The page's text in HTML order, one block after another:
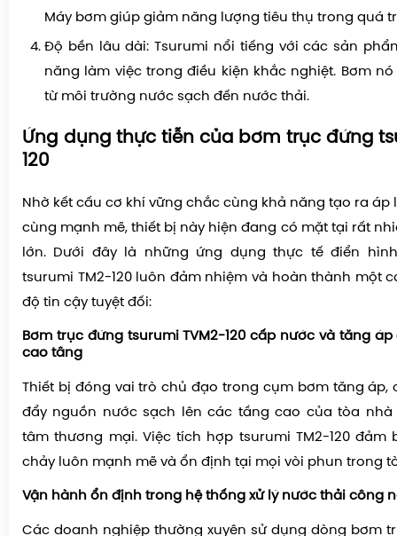
Máy bơm giúp giảm năng lượng tiêu thụ trong quá
Độ bền lâu dài: Tsurumi nổi tiếng với các sản
năng làm việc trong điều kiện khắc nghiệt. Bơm
từ môi trường nước sạch đến nước thải.
Ứng dụng thực tiễn của bơm trục đứng
120
Nhờ kết cấu cơ khí vững chắc cùng khả năng tạo ra áp
cùng mạnh mẽ, thiết bị này hiện đang có mặt tại rất
lớn. Dưới đây là những ứng dụng thực tế điển
tsurumi TM2-120 luôn đảm nhiệm và hoàn thành một
độ tin cậy tuyệt đối:
Bơm trục đứng tsurumi TVM2-120 cấp nước và tăng
cao tầng
Thiết bị đóng vai trò chủ đạo trong cụm bơm tăng áp,
đẩy nguồn nước sạch lên các tầng cao của tòa nhà
tâm thương mại. Việc tích hợp tsurumi TM2-120 đảm
chảy luôn mạnh mẽ và ổn định tại mọi vòi phun trong
Vận hành ổn định trong hệ thống xử lý nước thải công
Các doanh nghiệp thường xuyên sử dụng dòng bơm